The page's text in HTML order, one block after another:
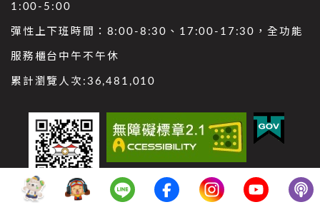
1:00-5:00
彈性上下班時間：8:00-8:30、17:00-17:30，全功能
服務櫃台中午不午休
累計瀏覽人次: 36,481,010